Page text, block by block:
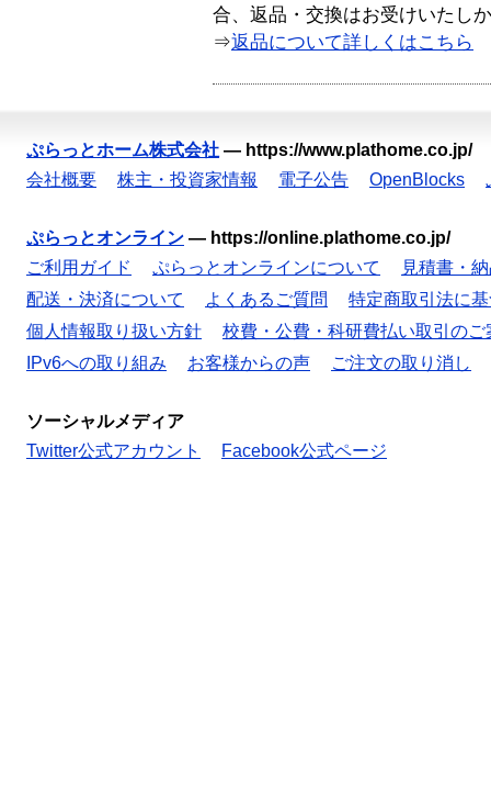
合、返品・交換はお受けいたし
⇒返品について詳しくはこちら
ぷらっとホーム株式会社 — https://www.plathome.co.jp/
会社概要
株主・投資家情報 電子公告 OpenBlocks
ぷらっとオンライン — https://online.plathome.co.jp/
ご利用ガイド
ぷらっとオンラインについて
見積書・
配送・決済について
よくあるご質問
特定商取引法に
個人情報取り扱い方針
校費・公費・科研費払い取引のご
IPv6への取り組み
お客様からの声 ご注文の取り消し
ソーシャルメディア
Twitter公式アカウント
Facebook公式ページ